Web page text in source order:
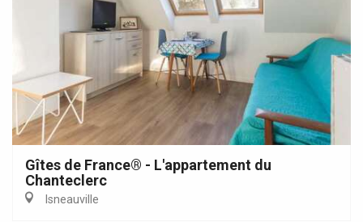
Gîtes de France® - L'appartement du
Chanteclerc
Isneauville